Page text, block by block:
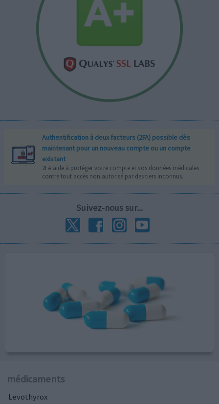
Authentification à deux facteurs (2FA) possible dès
maintenant pour un nouveau compte ou un compte
existant
2FA aide à protéger votre compte et vos données médicales
contre tout accès non autorisé par des tiers inconnus.
Suivez-nous sur...
médicaments
Levothyrox